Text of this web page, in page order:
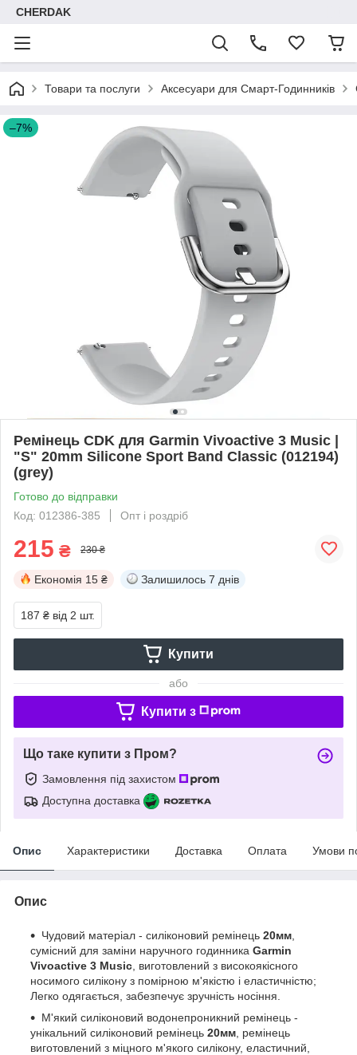
CHERDAK
Товари та послуги Аксесуари для Смарт-Годинників
–7%
Ремінець CDK для Garmin Vivoactive 3 Music |
"S" 20mm Silicone Sport Band Classic (012194)
(grey)
Готово до відправки
Код: 012386-385
Опт і роздріб
215 ₴ 230 ₴
Економія 15 ₴ Залишилось 7 днів
187 ₴ від 2 шт.
Купити
або
Купити з
Що таке купити з Пром?
Замовлення під захистом
Доступна доставка
Опис Характеристики Доставка Оплата Умови
Опис
Чудовий матеріал - силіконовий ремінець 20мм
сумісний для заміни наручного годинника Garmin
Vivoactive 3 Music , виготовлений з високоякісного
носимого силікону з помірною м'якістю і еластичністю;
Легко одягається, забезпечує зручність носіння.
М'який силіконовий водонепроникний ремінець -
унікальний силіконовий ремінець 20мм , ремінець
виготовлений з міцного м'якого силікону, еластичний,